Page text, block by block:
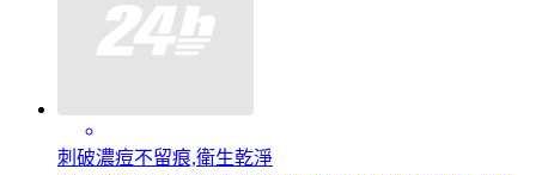
刺破濃痘不留痕,衛生乾淨